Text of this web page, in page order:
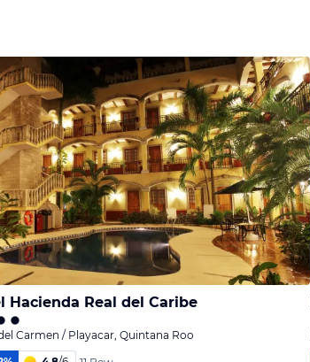
Hacienda Real del Caribe
Carmen / Playacar, Quintana Roo